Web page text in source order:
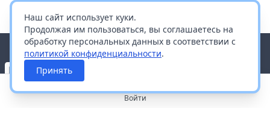
Наш сайт использует куки.
Продолжая им пользоваться, вы соглашаетесь на
обработку персональных данных в соответствии с
политикой конфиденциальности.
Принять
Войти